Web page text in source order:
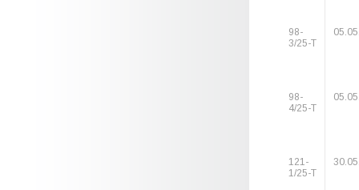
98-
3/25-Т
98-
4/25-Т
121-
1/25-Т